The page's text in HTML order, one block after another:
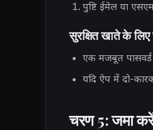
पुष्टि ईमेल या
सुरक्षित खाते के
एक मजबूत
यदि ऐप में दो-
चरण 5: जमा